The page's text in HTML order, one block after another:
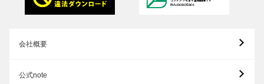
会社概要
公式note